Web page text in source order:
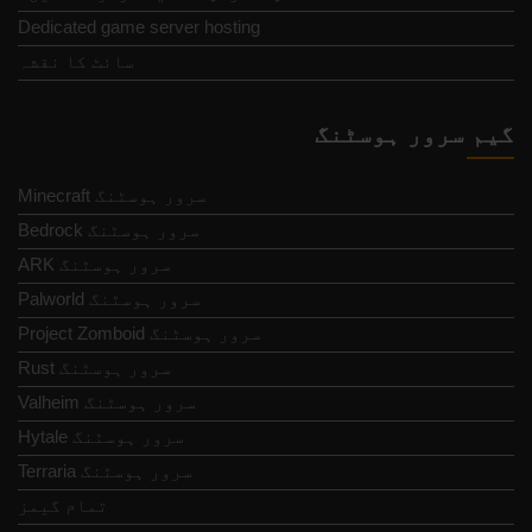
Dedicated game server hosting
سائٹ کا نقشہ
گیم سرور ہوسٹنگ
Minecraft سرور ہوسٹنگ
Bedrock سرور ہوسٹنگ
ARK سرور ہوسٹنگ
Palworld سرور ہوسٹنگ
Project Zomboid سرور ہوسٹنگ
Rust سرور ہوسٹنگ
Valheim سرور ہوسٹنگ
Hytale سرور ہوسٹنگ
Terraria سرور ہوسٹنگ
تمام گیمز